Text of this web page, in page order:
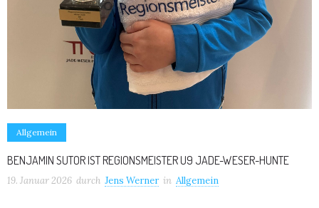
Allgemein
BENJAMIN SUTOR IST REGIONSMEISTER U9 JADE-WESER-HUNTE
19. Januar 2026 durch Jens Werner in Allgemein